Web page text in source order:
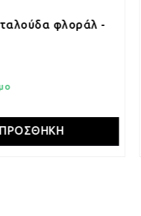
φλοράλ -
ΠΡΟΣΘΗΚΗ